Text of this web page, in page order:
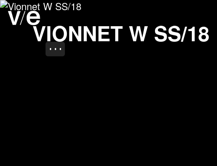
VIONNET W SS/18
Vionnet W SS/18
Project images